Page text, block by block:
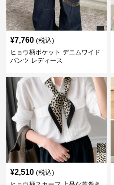
¥7,760 (税込)
ヒョウ柄ポケット デニムワイド
パンツ レディース
¥2,510 (税込)